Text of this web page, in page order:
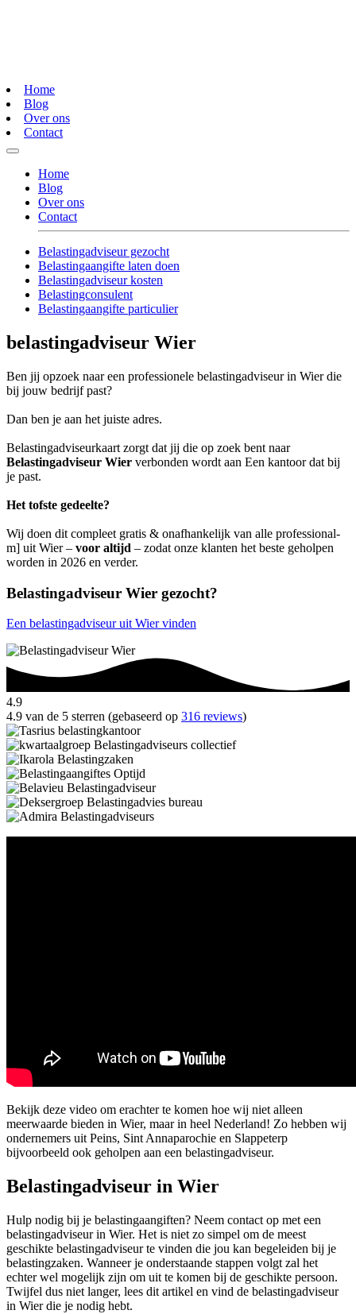
Home
Blog
Over ons
Contact
Home
Blog
Over ons
Contact
Belastingadviseur gezocht
Belastingaangifte laten doen
Belastingadviseur kosten
Belastingconsulent
Belastingaangifte particulier
belastingadviseur Wier
Ben jij opzoek naar een professionele belastingadviseur in Wier die
bij jouw bedrijf past?
Dan ben je aan het juiste adres.
Belastingadviseurkaart zorgt dat jij die op zoek bent naar
Belastingadviseur Wier verbonden wordt aan Een kantoor dat bij
je past.
Het tofste gedeelte?
Wij doen dit compleet gratis & onafhankelijk van alle professional-
m] uit Wier – voor altijd – zodat onze klanten het beste geholpen
worden in 2026 en verder.
Belastingadviseur Wier gezocht?
Een belastingadviseur uit Wier vinden
4.9
4.9 van de 5 sterren (gebaseerd op 316 reviews)
Bekijk deze video om erachter te komen hoe wij niet alleen
meerwaarde bieden in Wier, maar in heel Nederland! Zo hebben wij
ondernemers uit Peins, Sint Annaparochie en Slappeterp
bijvoorbeeld ook geholpen aan een belastingadviseur.
Belastingadviseur in Wier
Hulp nodig bij je belastingaangiften? Neem contact op met een
belastingadviseur in Wier. Het is niet zo simpel om de meest
geschikte belastingadviseur te vinden die jou kan begeleiden bij je
belastingzaken. Wanneer je onderstaande stappen volgt zal het
echter wel mogelijk zijn om uit te komen bij de geschikte persoon.
Twijfel dus niet langer, lees dit artikel en vind de belastingadviseur
in Wier die je nodig hebt.